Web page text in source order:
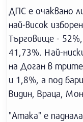
ДПС е очаквано
най-висок
Търговище -
41,73%. Най-
на Доган в
и 1,8%, а под
Видин, Враца,
"Атака" е